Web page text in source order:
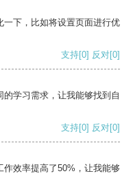
一下，比如将设置页面进行优
支持[0] 反对[0]
学习需求，让我能够找到自
支持[0] 反对[0]
效率提高了50%，让我能够